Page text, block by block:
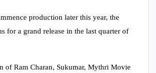
production later this year, the
for a grand release in the last quarter of
of Ram Charan, Sukumar, Mythri Movie